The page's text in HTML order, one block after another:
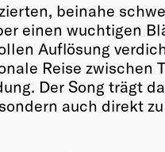
beinahe
einen wuchtigen
Auflösung
Reise zwischen
Der Song trägt
auch direkt